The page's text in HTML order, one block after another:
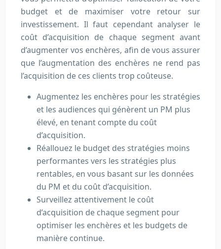
budget et de maximiser votre retour sur
investissement. Il faut cependant analyser le
coût d’acquisition de chaque segment avant
d’augmenter vos enchères, afin de vous assurer
que l’augmentation des enchères ne rend pas
l’acquisition de ces clients trop coûteuse.
Augmentez les enchères pour les stratégies
et les audiences qui génèrent un PM plus
élevé, en tenant compte du coût
d’acquisition.
Réallouez le budget des stratégies moins
performantes vers les stratégies plus
rentables, en vous basant sur les données
du PM et du coût d’acquisition.
Surveillez attentivement le coût
d’acquisition de chaque segment pour
optimiser les enchères et les budgets de
manière continue.